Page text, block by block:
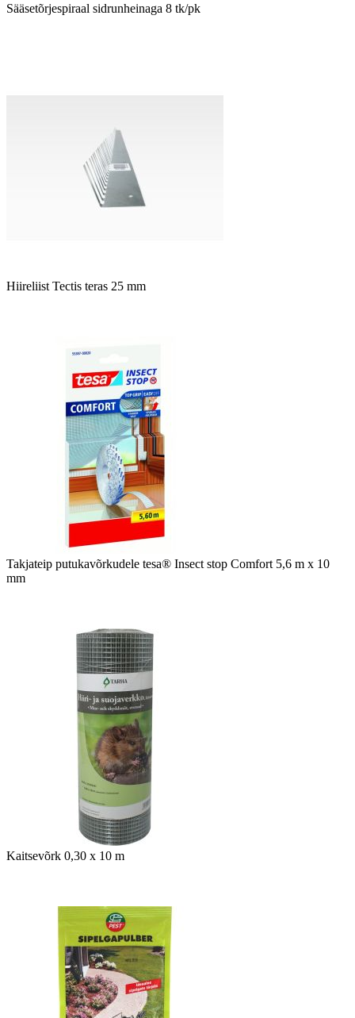
Sääsetõrjespiraal sidrunheinaga 8 tk/pk
Hiireliist Tectis teras 25 mm
Takjateip putukavõrkudele tesa® Insect stop Comfort 5,6 m x 10
mm
Kaitsevõrk 0,30 x 10 m